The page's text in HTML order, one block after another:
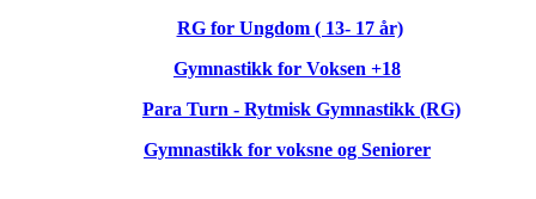
RG for Ungdom ( 13- 17 år)
Gymnastikk for Voksen +18
Para Turn - Rytmisk Gymnastikk (RG)
Gymnastikk for voksne og Seniorer